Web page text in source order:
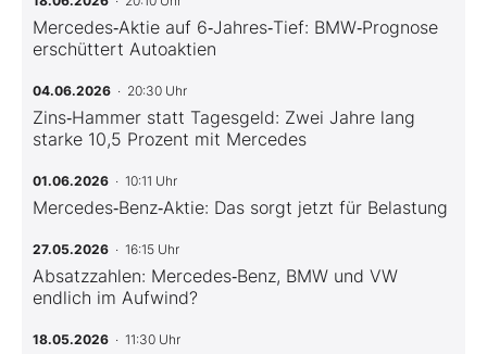
Mercedes‑Aktie auf 6‑Jahres‑Tief: BMW‑Prognose
erschüttert Autoaktien
04.06.2026 · 20:30 Uhr
Zins‑Hammer statt Tagesgeld: Zwei Jahre lang
starke 10,5 Prozent mit Mercedes
01.06.2026 · 10:11 Uhr
Mercedes‑Benz‑Aktie: Das sorgt jetzt für Belastung
27.05.2026 · 16:15 Uhr
Absatzzahlen: Mercedes‑Benz, BMW und VW
endlich im Aufwind?
18.05.2026 · 11:30 Uhr